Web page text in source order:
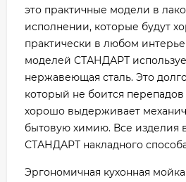
это практичные модели в
исполнении, которые будут
практически в любом
моделей СТАНДАРТ
нержавеющая сталь. Это
который не боится
хорошо выдерживает
бытовую химию. Все изделия
СТАНДАРТ накладного
Эргономичная кухонная